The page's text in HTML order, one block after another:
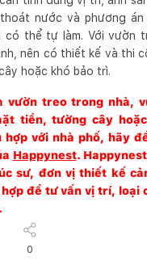
nước và phương án
có thể tự làm. Với vườn
nên có thiết kế và thi
hoặc khó bảo trì.
vườn treo trong nhà,
tiền, tường cây
hợp với nhà phố, hãy
Happynest.
sư, đơn vị thiết kế
để tư vấn vị trí, loại
0
Kết nối thiết kế, thi
Mua sắm hoàn